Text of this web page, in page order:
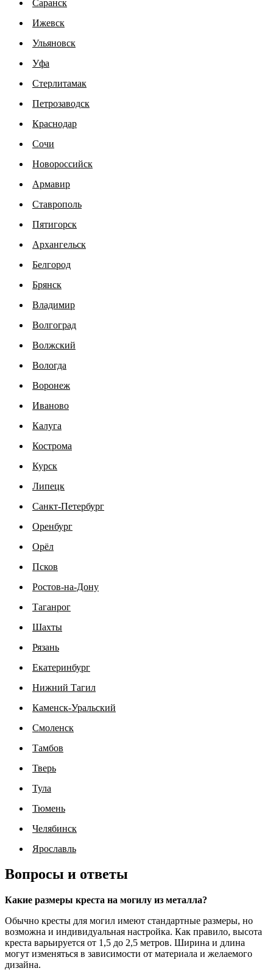
Саранск
Ижевск
Ульяновск
Уфа
Стерлитамак
Петрозаводск
Краснодар
Сочи
Новороссийск
Армавир
Ставрополь
Пятигорск
Архангельск
Белгород
Брянск
Владимир
Волгоград
Волжский
Вологда
Воронеж
Иваново
Калуга
Кострома
Курск
Липецк
Санкт-Петербург
Оренбург
Орёл
Псков
Ростов-на-Дону
Таганрог
Шахты
Рязань
Екатеринбург
Нижний Тагил
Каменск-Уральский
Смоленск
Тамбов
Тверь
Тула
Тюмень
Челябинск
Ярославль
Вопросы и ответы
Какие размеры креста на могилу из металла?
Обычно кресты для могил имеют стандартные размеры, но
возможна и индивидуальная настройка. Как правило, высота
креста варьируется от 1,5 до 2,5 метров. Ширина и длина
могут изменяться в зависимости от материала и желаемого
дизайна.